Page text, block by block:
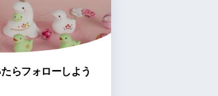
らフォローしよう